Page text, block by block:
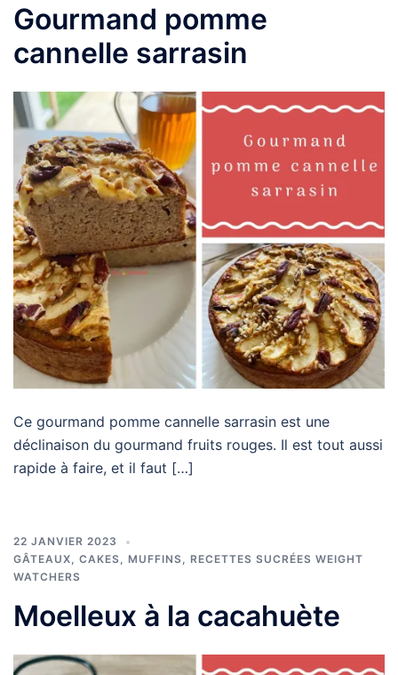
Gourmand pomme
cannelle sarrasin
Ce gourmand pomme cannelle sarrasin est une
déclinaison du gourmand fruits rouges. Il est tout aussi
rapide à faire, et il faut […]
22 JANVIER 2023
GÂTEAUX, CAKES, MUFFINS, RECETTES SUCRÉES WEIGHT
WATCHERS
Moelleux à la cacahuète